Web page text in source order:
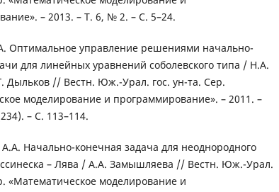
– 2013. – Т. 6, № 2. – С. 5–24.
Оптимальное управление решениями начально-
для линейных уравнений соболевского типа / Н.А.
Дыльков // Вестн. Юж.-Урал. гос. ун-та. Сер.
моделирование и программирование». – 2011. –
– С. 113–114.
Начально-конечная задача для неоднородного
– Лява / А.А. Замышляева // Вестн. Юж.-Урал.
«Математическое моделирование и